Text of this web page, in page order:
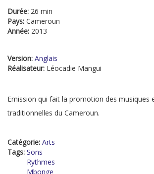
Durée: 26 min
Pays: Cameroun
Année: 2013
Version: Anglais
Réalisateur: Léocadie Mangui
Emission qui fait la promotion des musiques
traditionnelles du Cameroun.
Catégorie: Arts
Tags: Sons
Rythmes
Mbonge